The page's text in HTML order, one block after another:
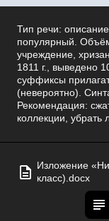
Тип речи:
популярный.
учреждение,
1811 г., выведено
суффиксы
(невероятно).
Рекомендация:
коллекции, убрать
Изложение
класс).docx